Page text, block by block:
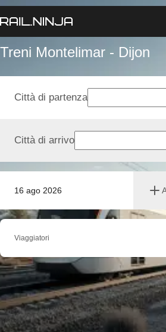
Treni Montelimar - Dijon
16 ago 2026
Città di partenza
Città di arrivo
Viaggiatori